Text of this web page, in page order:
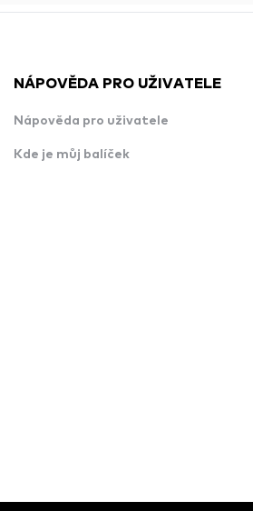
NÁPOVĚDA PRO UŽIVATELE
Nápověda pro uživatele
Kde je můj balíček